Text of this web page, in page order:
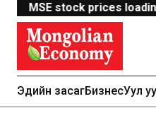
MSE stock prices
Эдийн засагБизнесУул